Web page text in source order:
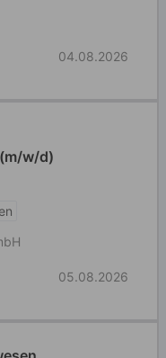
04.08.2026
w/d)
05.08.2026